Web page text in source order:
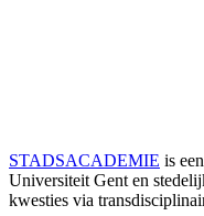
STADSACADEMIE is
Universiteit Gent en
kwesties via